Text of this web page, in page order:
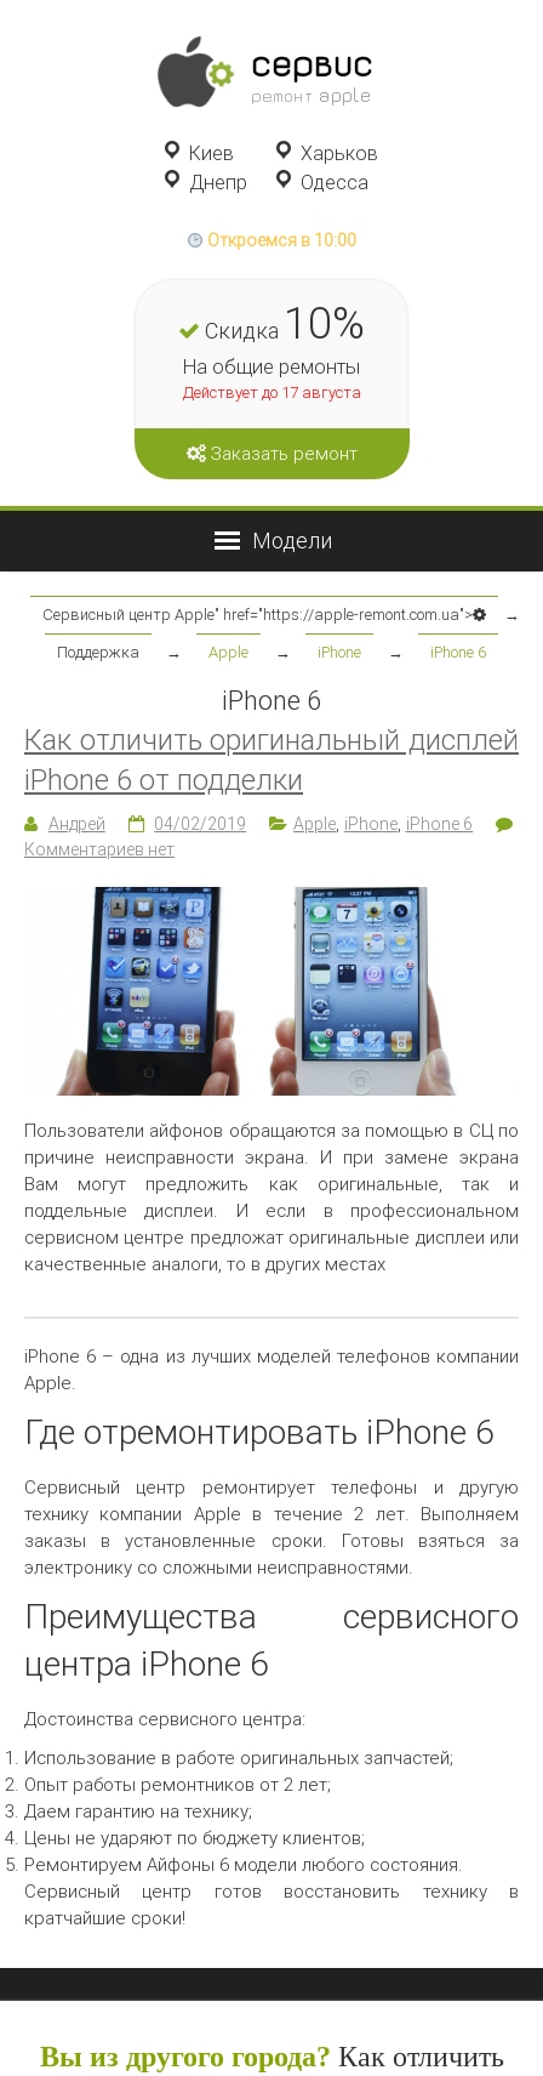
сервис
ремонт apple
Киев
Харьков
Днепр
Одесса
Откроемся в 10:00
Скидка 10%
На общие ремонты
Действует до 17 августа
Заказать ремонт
Сервисный центр Apple" href="https://apple-remont.com.ua">
→
Поддержка
→ Apple → iPhone → iPhone 6
iPhone 6
Как отличить оригинальный дисплей
iPhone 6 от подделки
Андрей 04/02/2019 Apple, iPhone, iPhone 6
Комментариев нет
Пользователи айфонов обращаются за помощью в СЦ по
причине неисправности экрана. И при замене экрана
Вам могут предложить как оригинальные, так и
поддельные дисплеи. И если в профессиональном
сервисном центре предложат оригинальные дисплеи или
качественные аналоги, то в других местах
iPhone 6 – одна из лучших моделей телефонов компании
Apple.
Где отремонтировать iPhone 6
Сервисный центр ремонтирует телефоны и другую
технику компании Apple в течение 2 лет. Выполняем
заказы в установленные сроки. Готовы взяться за
электронику со сложными неисправностями.
Преимущества сервисного
центра iPhone 6
Достоинства сервисного центра:
Использование в работе оригинальных запчастей;
Опыт работы ремонтников от 2 лет;
Даем гарантию на технику;
Цены не ударяют по бюджету клиентов;
Ремонтируем Айфоны 6 модели любого состояния.
Сервисный центр готов восстановить технику в
кратчайшие сроки!
Вы из другого города? Как отличить